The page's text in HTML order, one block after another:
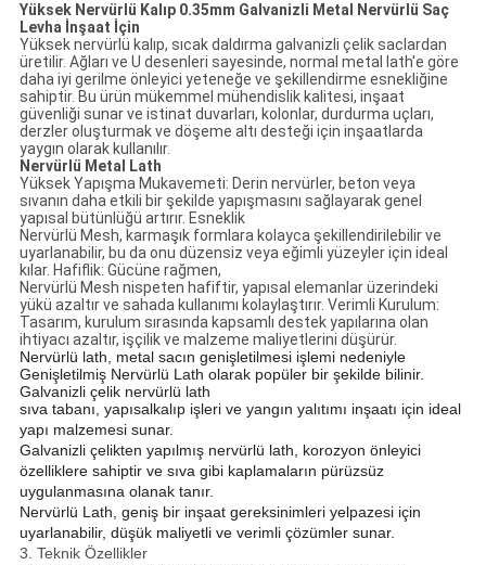
Yüksek Nervürlü Kalıp 0.35mm Galvanizli Metal Nervürlü Saç
Levha İnşaat İçin
Yüksek nervürlü kalıp, sıcak daldırma galvanizli çelik saclardan
üretilir. Ağları ve U desenleri sayesinde, normal metal lath'e göre
daha iyi gerilme önleyici yeteneğe ve şekillendirme esnekliğine
sahiptir. Bu ürün mükemmel mühendislik kalitesi, inşaat
güvenliği sunar ve istinat duvarları, kolonlar, durdurma uçları,
derzler oluşturmak ve döşeme altı desteği için inşaatlarda
yaygın olarak kullanılır.
Nervürlü Metal Lath
Yüksek Yapışma Mukavemeti: Derin nervürler, beton veya
sıvanın daha etkili bir şekilde yapışmasını sağlayarak genel
yapısal bütünlüğü artırır. Esneklik
Nervürlü Mesh, karmaşık formlara kolayca şekillendirilebilir ve
uyarlanabilir, bu da onu düzensiz veya eğimli yüzeyler için ideal
kılar. Hafiflik: Gücüne rağmen,
Nervürlü Mesh nispeten hafiftir, yapısal elemanlar üzerindeki
yükü azaltır ve sahada kullanımı kolaylaştırır. Verimli Kurulum:
Tasarım, kurulum sırasında kapsamlı destek yapılarına olan
ihtiyacı azaltır, işçilik ve malzeme maliyetlerini düşürür.
Nervürlü lath, metal sacın genişletilmesi işlemi nedeniyle
Genişletilmiş Nervürlü Lath olarak popüler bir şekilde bilinir.
Galvanizli çelik nervürlü lath
sıva tabanı, yapısalkalıp işleri ve yangın yalıtımı inşaatı için ideal
yapı malzemesi sunar.
Galvanizli çelikten yapılmış nervürlü lath, korozyon önleyici
özelliklere sahiptir ve sıva gibi kaplamaların pürüzsüz
uygulanmasına olanak tanır.
Nervürlü Lath, geniş bir inşaat gereksinimleri yelpazesi için
uyarlanabilir, düşük maliyetli ve verimli çözümler sunar.
3. Teknik Özellikler